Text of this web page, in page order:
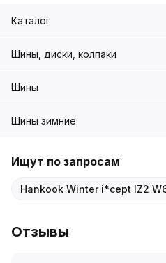
Каталог
Шины, диски, колпаки
Шины
Шины зимние
Ищут по запросам
Hankook Winter i*cept IZ2
Отзывы